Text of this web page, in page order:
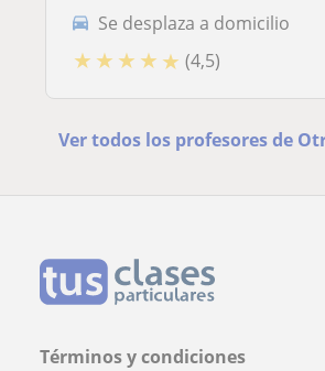
Se desplaza a domicilio
★ ★ ★ ★ ★ (4,5)
Ver todos los profesores de
Términos y condiciones